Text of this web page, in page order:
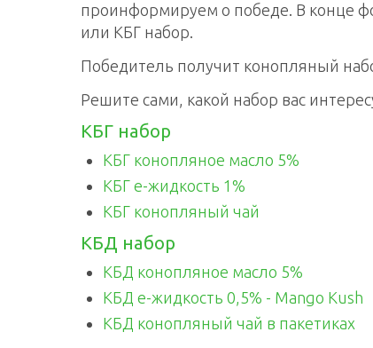
проинформируем о победе. В конце
или КБГ набор.
Победитель получит конопляный
Решите сами, какой набор вас
КБГ набор
КБГ конопляное масло 5%
КБГ е-жидкость 1%
КБГ конопляный чай
КБД набор
КБД конопляное масло 5%
КБД е-жидкость 0,5% - Mango Kush
КБД конопляный чай в пакетиках